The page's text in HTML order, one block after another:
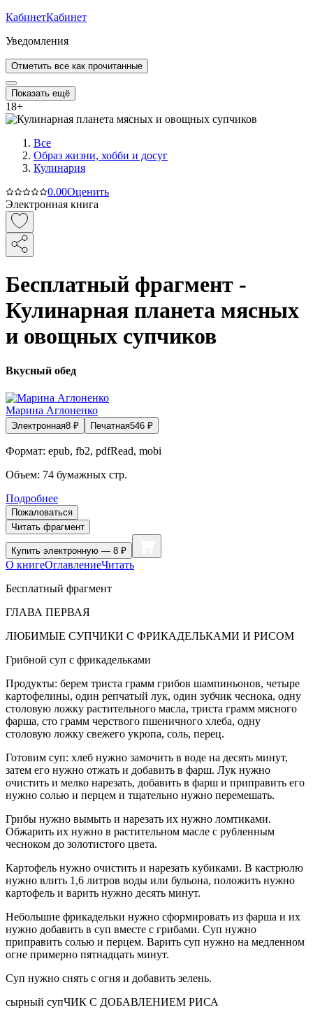
КабинетКабинет
Уведомления
Отметить все как прочитанные
Показать ещё
18+
Все
Образ жизни, хобби и досуг
Кулинария
0.00Оценить
Электронная книга
Бесплатный фрагмент -
Кулинарная планета мясных
и овощных супчиков
Вкусный обед
Марина Аглоненко
Электронная8 ₽ Печатная546 ₽
Формат: epub, fb2, pdfRead, mobi
Объем: 74 бумажных стр.
Подробнее
Пожаловаться
Читать фрагмент
Купить электронную — 8 ₽
О книгеОглавлениеЧитать
Бесплатный фрагмент
ГЛАВА ПЕРВАЯ
ЛЮБИМЫЕ СУПЧИКИ С ФРИКАДЕЛЬКАМИ И РИСОМ
Грибной суп с фрикадельками
Продукты: берем триста грамм грибов шампиньонов, четыре
картофелины, один репчатый лук, один зубчик чеснока, одну
столовую ложку растительного масла, триста грамм мясного
фарша, сто грамм черствого пшеничного хлеба, одну
столовую ложку свежего укропа, соль, перец.
Готовим суп: хлеб нужно замочить в воде на десять минут,
затем его нужно отжать и добавить в фарш. Лук нужно
очистить и мелко нарезать, добавить в фарш и приправить его
нужно солью и перцем и тщательно нужно перемешать.
Грибы нужно вымыть и нарезать их нужно ломтиками.
Обжарить их нужно в растительном масле с рубленным
чесноком до золотистого цвета.
Картофель нужно очистить и нарезать кубиками. В кастрюлю
нужно влить 1,6 литров воды или бульона, положить нужно
картофель и варить нужно десять минут.
Небольшие фрикадельки нужно сформировать из фарша и их
нужно добавить в суп вместе с грибами. Суп нужно
приправить солью и перцем. Варить суп нужно на медленном
огне примерно пятнадцать минут.
Суп нужно снять с огня и добавить зелень.
сырный супЧИК С ДОБАВЛЕНИЕМ РИСА